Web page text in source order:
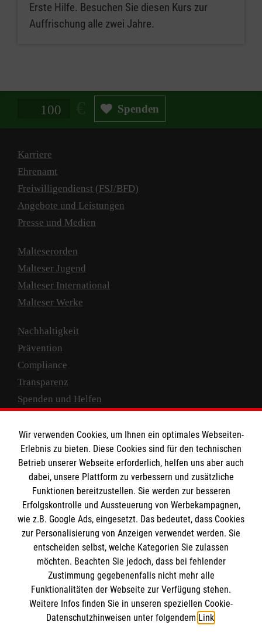
Erste Hilfe. Besuchen Sie diesen Kurs zur
Auffrischung alle zwei Jahre.
Spendenbetrag in Euro Spenden
Karriere
Ehrenamt
Freiwilligendienst (FSJ/BFD)
Angebote und Leistungen
Presse und Medien
Malteserorden
Malteser Jugend
Malteser International
Malteser Werke
Nachhaltigkeit
Prävention
Compliance
Transparenz
Spenden und Helfen
Empfänger: Malteser Hilfsdienst e.V.
IBAN: DE10 3706 0120 1201 2000 12
BIC: GENODED 1PA7
Newsletter abonnieren
Wir verwenden Cookies, um Ihnen ein optimales Webseiten-
Erlebnis zu bieten. Diese Cookies sind für den technischen
Betrieb unserer Webseite erforderlich, helfen uns aber auch
dabei, unsere Plattform zu verbessern und zusätzliche
Funktionen bereitzustellen. Sie werden zur besseren
Erfolgskontrolle und Aussteuerung von Werbekampagnen,
wie z.B. Google Ads, eingesetzt. Das bedeutet, dass Cookies
zur Personalisierung von Anzeigen verwendet werden. Sie
entscheiden selbst, welche Kategorien Sie zulassen
möchten. Beachten Sie jedoch, dass bei fehlender
Zustimmung gegebenenfalls nicht mehr alle
Funktionalitäten der Webseite zur Verfügung stehen.
Weitere Infos finden Sie in unseren speziellen Cookie-
Datenschutzhinweisen unter folgendem Link.